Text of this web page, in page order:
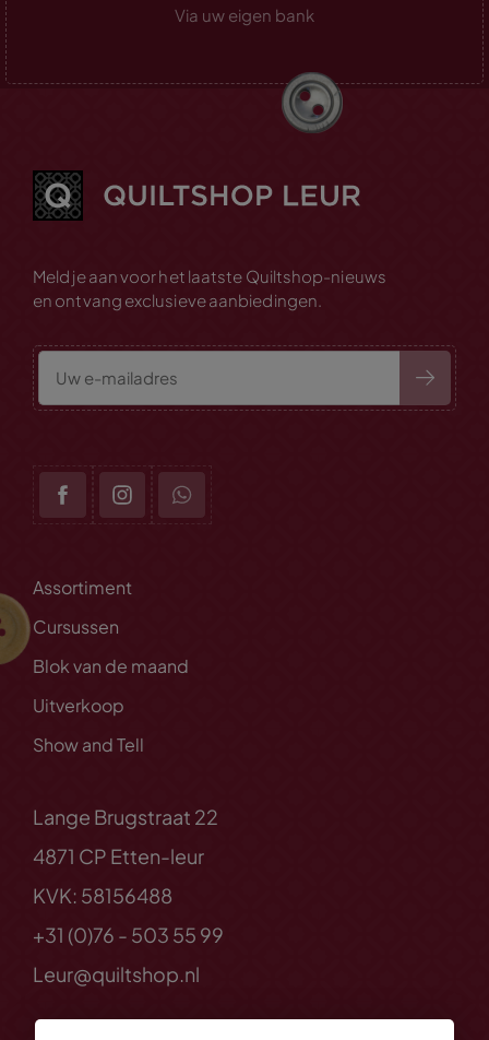
Via uw eigen bank
Meld je aan voor het laatste Quiltshop-nieuws
en ontvang exclusieve aanbiedingen.
Assortiment
Cursussen
Blok van de maand
Uitverkoop
Show and Tell
Lange Brugstraat 22
4871 CP Etten-leur
KVK: 58156488
+31 (0)76 - 503 55 99
Leur@quiltshop.nl